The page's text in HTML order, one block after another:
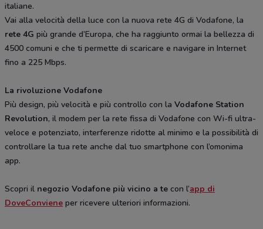
italiane.
Vai alla velocità della luce con la nuova rete 4G di Vodafone, la
rete 4G più grande d’Europa, che ha raggiunto ormai la bellezza di
4500 comuni e che ti permette di scaricare e navigare in Internet
fino a 225 Mbps.
La rivoluzione Vodafone
Più design, più velocità e più controllo con la Vodafone Station
Revolution, il modem per la rete fissa di Vodafone con Wi-fi ultra-
veloce e potenziato, interferenze ridotte al minimo e la possibilità di
controllare la tua rete anche dal tuo smartphone con l’omonima
app.
Scopri il negozio Vodafone più vicino a te con l’app di
DoveConviene per ricevere ulteriori informazioni.